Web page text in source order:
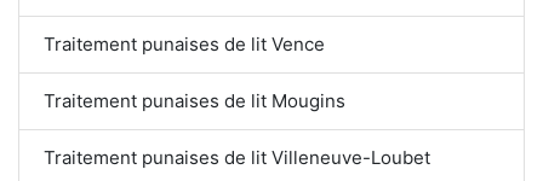
Traitement punaises de lit Vence
Traitement punaises de lit Mougins
Traitement punaises de lit Villeneuve-Loubet